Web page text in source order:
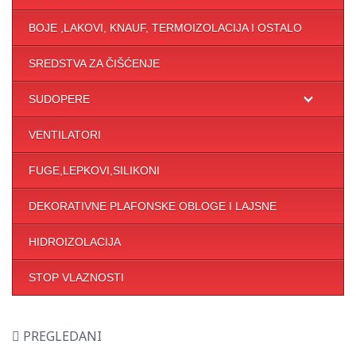
BOJE ,LAKOVI, KNAUF, TERMOIZOLACIJA I OSTALO
SREDSTVA ZA ČIŠĆENJE
SUDOPERE
VENTILATORI
FUGE,LEPKOVI,SILIKONI
DEKORATIVNE PLAFONSKE OBLOGE I LAJSNE
HIDROIZOLACIJA
STOP VLAZNOSTI
PREGLEDANI